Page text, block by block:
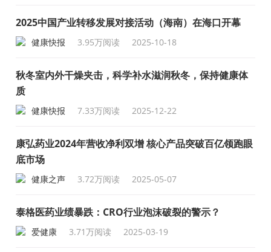
2025中国产业转移发展对接活动（海南）在海口开幕
健康快报 3.95万阅读 2025-10-18
秋冬室内外干燥夹击，科学补水滋润秋冬，保持健康体
质
健康快报 7.33万阅读 2025-12-22
康弘药业2024年营收净利双增 核心产品突破百亿领跑眼
底市场
健康之声 3.72万阅读 2025-05-07
泰格医药业绩暴跌：CRO行业泡沫破裂的警示？
爱健康 3.71万阅读 2025-03-19